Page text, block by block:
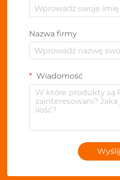
Nazwa firmy
Wiadomość
Wyślij